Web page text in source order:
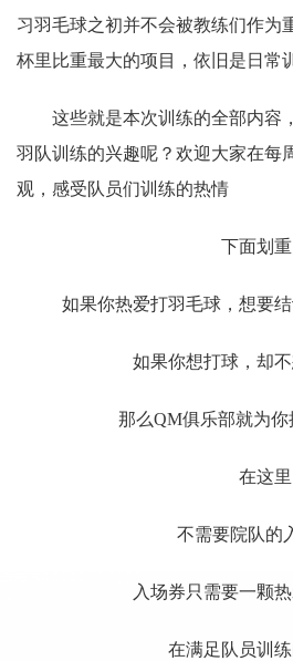
习羽毛球之初并不会被教练们作为
杯里比重最大的项目，依旧是日常
这些就是本次训练的全部内容
羽队训练的兴趣呢？欢迎大家在每
观，感受队员们训练的热情
下面划
如果你热爱打羽毛球，想要
如果你想打球，却
那么QM俱乐部就为
在这里
不需要院队的
入场券只需要一颗
在满足队员训